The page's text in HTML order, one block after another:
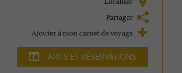
Partager
Ajouter à mon carnet de voyage
TARIFS ET RÉSERVATIONS